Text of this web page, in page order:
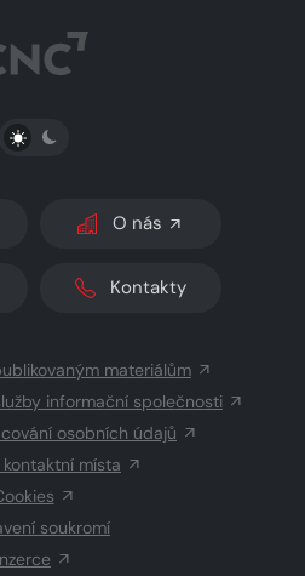
PŘEPNOUT SVĚTLÝ/TMAVÝ REŽIM
O nás
Kontakty
materiálům
informační společnosti
osobních údajů
místa
soukromí